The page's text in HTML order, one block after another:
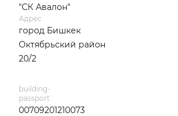
"СК Авалон"
Адрес
город Бишкек
Октябрьский район
20/2
building-
passport
00709201210073